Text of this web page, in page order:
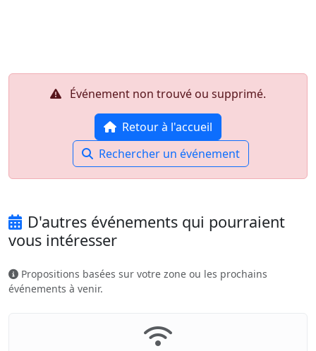
Événement non trouvé ou supprimé.
Retour à l'accueil
Rechercher un événement
D'autres événements qui pourraient
vous intéresser
Propositions basées sur votre zone ou les prochains
événements à venir.